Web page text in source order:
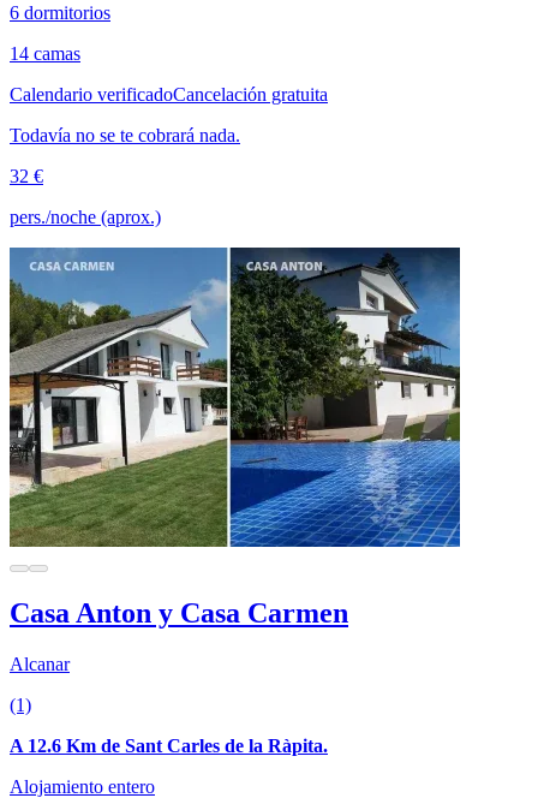
6 dormitorios
14 camas
Calendario verificadoCancelación gratuita
Todavía no se te cobrará nada.
32 €
pers./noche (aprox.)
Casa Anton y Casa Carmen
Alcanar
(1)
A 12.6 Km de Sant Carles de la Ràpita.
Alojamiento entero